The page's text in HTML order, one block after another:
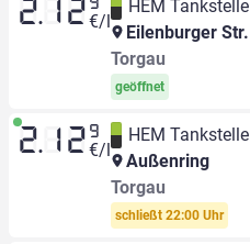
2.12€/l
HEM Tankstelle
Eilenburger Str.
Torgau
geöffnet
2.12 9
€/l
HEM Tankstelle
Außenring
Torgau
schließt 22:00 Uhr